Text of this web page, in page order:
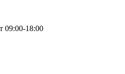
09:00-18:00